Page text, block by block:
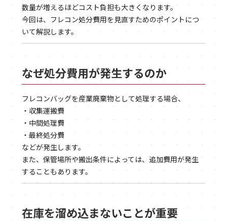
数量が増えるほどコスト負担も大きくなります。
今回は、フレコン処分費用を見直すためのポイントにつ
いて解説します。
なぜ処分費用が発生するのか
フレコンバッグを産業廃棄物として処理する場合、
・収集運搬費
・中間処理費
・最終処分費
などが発生します。
また、保管場所や搬出条件によっては、追加費用が発生
することもあります。
在庫を溜め込まないことが重要